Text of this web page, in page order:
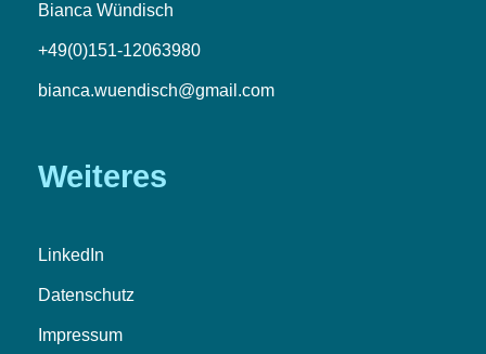
Bianca Wündisch
+49(0)151-12063980
bianca.wuendisch@gmail.com
Weiteres
LinkedIn
Datenschutz
Impressum